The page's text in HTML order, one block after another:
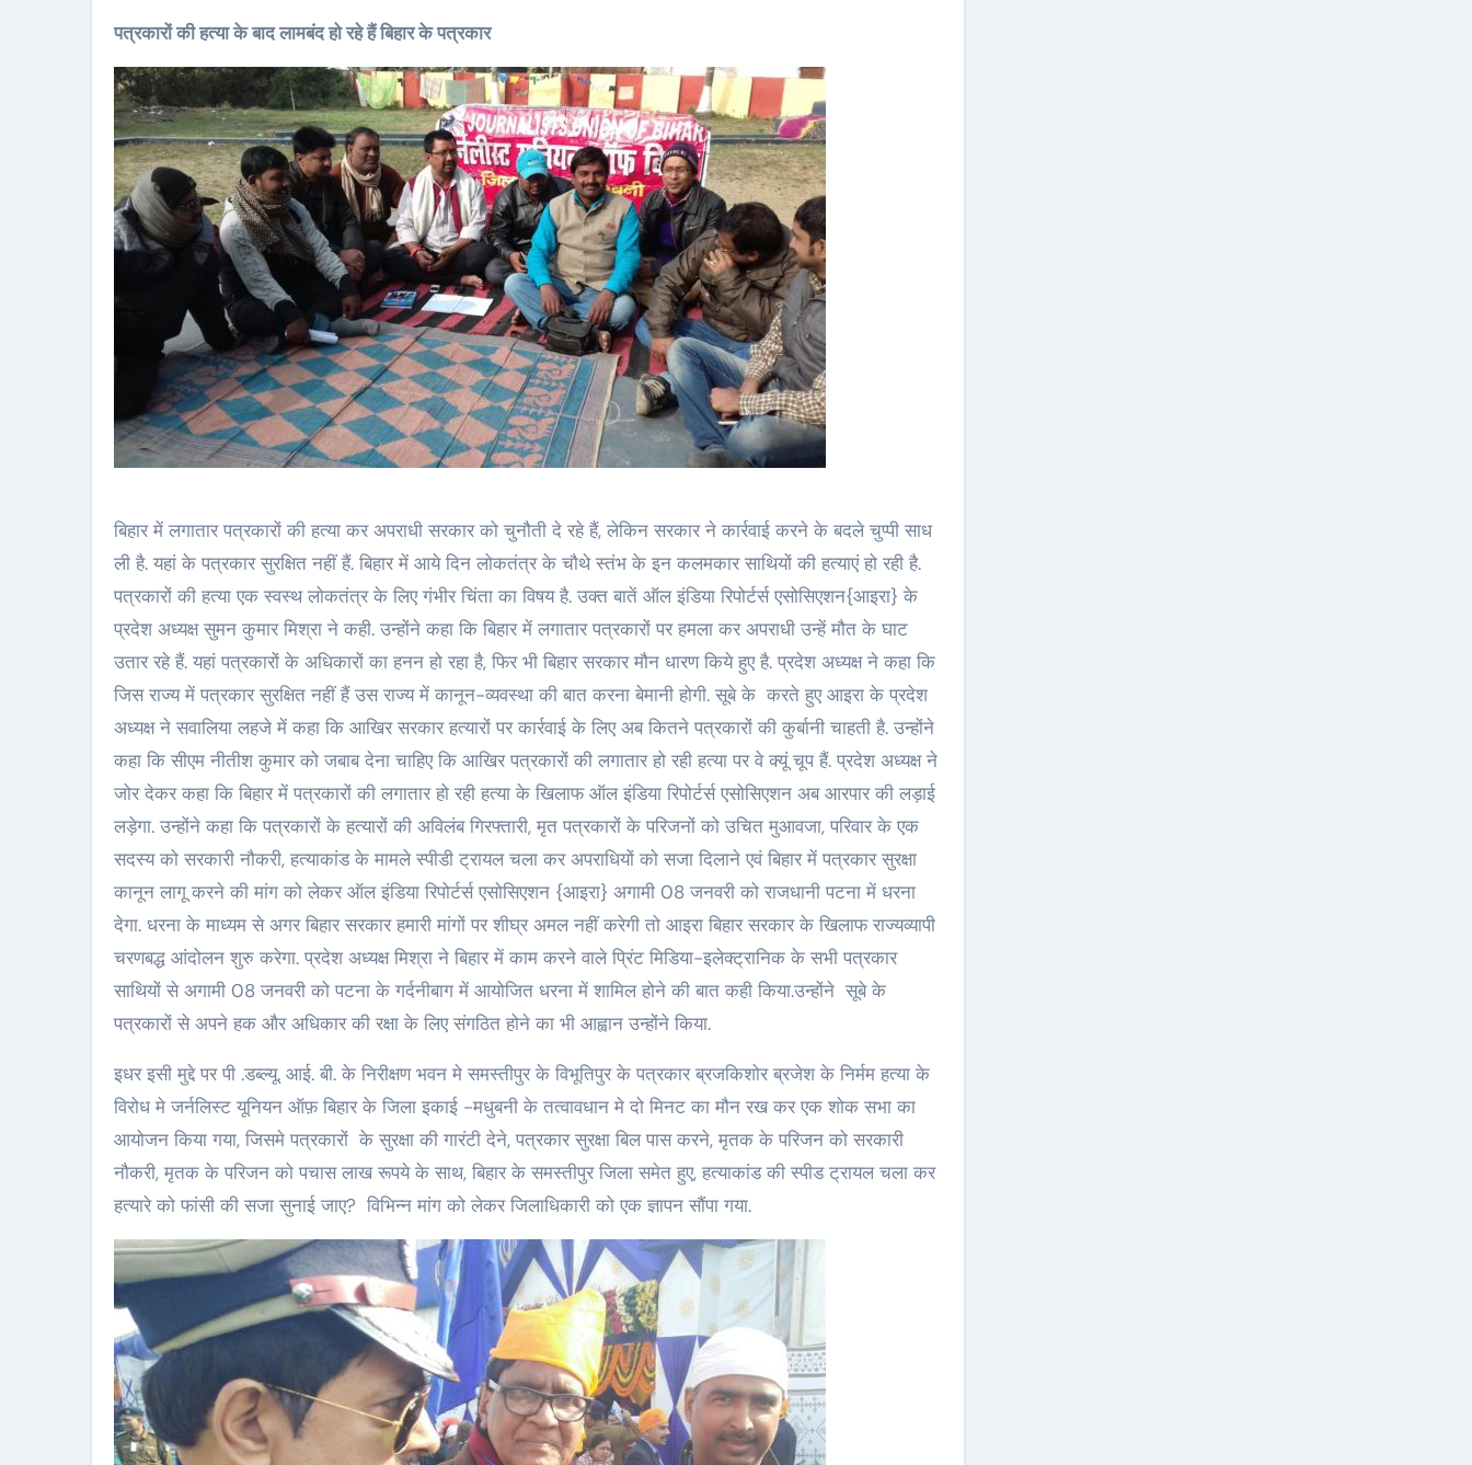
पत्रकारों की हत्या के बाद लामबंद हो रहे हैं बिहार के पत्रकार
बिहार में लगातार पत्रकारों की हत्या कर अपराधी सरकार को चुनौती दे रहे हैं, लेकिन सरकार ने कार्रवाई करने के बदले चुप्पी साध
ली है. यहां के पत्रकार सुरक्षित नहीं हैं. बिहार में आये दिन लोकतंत्र के चौथे स्तंभ के इन कलमकार साथियों की हत्याएं हो रही है.
पत्रकारों की हत्या एक स्वस्थ लोकतंत्र के लिए गंभीर चिंता का विषय है. उक्त बातें ऑल इंडिया रिपोर्टर्स एसोसिएशन{आइरा} के
प्रदेश अध्यक्ष सुमन कुमार मिश्रा ने कही. उन्होंने कहा कि बिहार में लगातार पत्रकारों पर हमला कर अपराधी उन्हें मौत के घाट
उतार रहे हैं. यहां पत्रकारों के अधिकारों का हनन हो रहा है, फिर भी बिहार सरकार मौन धारण किये हुए है. प्रदेश अध्यक्ष ने कहा कि
जिस राज्य में पत्रकार सुरक्षित नहीं हैं उस राज्य में कानून-व्यवस्था की बात करना बेमानी होगी. सूबे के करते हुए आइरा के प्रदेश
अध्यक्ष ने सवालिया लहजे में कहा कि आखिर सरकार हत्यारों पर कार्रवाई के लिए अब कितने पत्रकारों की कुर्बानी चाहती है. उन्होंने
कहा कि सीएम नीतीश कुमार को जबाब देना चाहिए कि आखिर पत्रकारों की लगातार हो रही हत्या पर वे क्यूं चूप हैं. प्रदेश अध्यक्ष ने
जोर देकर कहा कि बिहार में पत्रकारों की लगातार हो रही हत्या के खिलाफ ऑल इंडिया रिपोर्टर्स एसोसिएशन अब आरपार की लड़ाई
लड़ेगा. उन्होंने कहा कि पत्रकारों के हत्यारों की अविलंब गिरफ्तारी, मृत पत्रकारों के परिजनों को उचित मुआवजा, परिवार के एक
सदस्य को सरकारी नौकरी, हत्याकांड के मामले स्पीडी ट्रायल चला कर अपराधियों को सजा दिलाने एवं बिहार में पत्रकार सुरक्षा
कानून लागू करने की मांग को लेकर ऑल इंडिया रिपोर्टर्स एसोसिएशन {आइरा} अगामी 08 जनवरी को राजधानी पटना में धरना
देगा. धरना के माध्यम से अगर बिहार सरकार हमारी मांगों पर शीघ्र अमल नहीं करेगी तो आइरा बिहार सरकार के खिलाफ राज्यव्यापी
चरणबद्ध आंदोलन शुरु करेगा. प्रदेश अध्यक्ष मिश्रा ने बिहार में काम करने वाले प्रिंट मिडिया-इलेक्ट्रानिक के सभी पत्रकार
साथियों से अगामी 08 जनवरी को पटना के गर्दनीबाग में आयोजित धरना में शामिल होने की बात कही किया.उन्होंने सूबे के
पत्रकारों से अपने हक और अधिकार की रक्षा के लिए संगठित होने का भी आह्वान उन्होंने किया.
इधर इसी मुद्दे पर पी .डब्ल्यू. आई. बी. के निरीक्षण भवन मे समस्तीपुर के विभूतिपुर के पत्रकार ब्रजकिशोर ब्रजेश के निर्मम हत्या के
विरोध मे जर्नलिस्ट यूनियन ऑफ़ बिहार के जिला इकाई -मधुबनी के तत्वावधान मे दो मिनट का मौन रख कर एक शोक सभा का
आयोजन किया गया, जिसमे पत्रकारों के सुरक्षा की गारंटी देने, पत्रकार सुरक्षा बिल पास करने, मृतक के परिजन को सरकारी
नौकरी, मृतक के परिजन को पचास लाख रूपये के साथ, बिहार के समस्तीपुर जिला समेत हुए, हत्याकांड की स्पीड ट्रायल चला कर
हत्यारे को फांसी की सजा सुनाई जाए? विभिन्न मांग को लेकर जिलाधिकारी को एक ज्ञापन सौंपा गया.